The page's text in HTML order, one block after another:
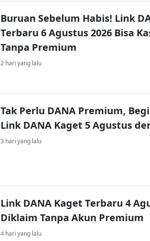
Buruan Sebelum Habis! Link
Terbaru 6 Agustus 2026 Bisa
Tanpa Premium
2 hari yang lalu
Tak Perlu DANA Premium,
Link DANA Kaget 5 Agustus
3 hari yang lalu
Link DANA Kaget Terbaru 4
Diklaim Tanpa Akun Premium
4 hari yang lalu